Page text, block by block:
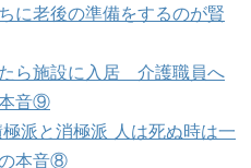
に老後の準備をするのが賢
ら施設に入居 介護職員へ
音⑨
派と消極派 人は死ぬ時は一
本音⑧